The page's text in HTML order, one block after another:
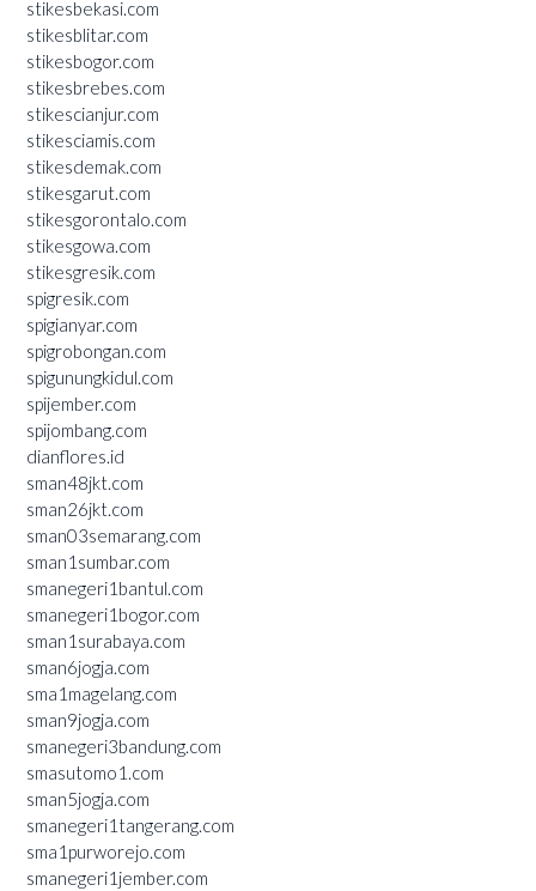
stikesbekasi.com
stikesblitar.com
stikesbogor.com
stikesbrebes.com
stikescianjur.com
stikesciamis.com
stikesdemak.com
stikesgarut.com
stikesgorontalo.com
stikesgowa.com
stikesgresik.com
spigresik.com
spigianyar.com
spigrobongan.com
spigunungkidul.com
spijember.com
spijombang.com
dianflores.id
sman48jkt.com
sman26jkt.com
sman03semarang.com
sman1sumbar.com
smanegeri1bantul.com
smanegeri1bogor.com
sman1surabaya.com
sman6jogja.com
sma1magelang.com
sman9jogja.com
smanegeri3bandung.com
smasutomo1.com
sman5jogja.com
smanegeri1tangerang.com
sma1purworejo.com
smanegeri1jember.com